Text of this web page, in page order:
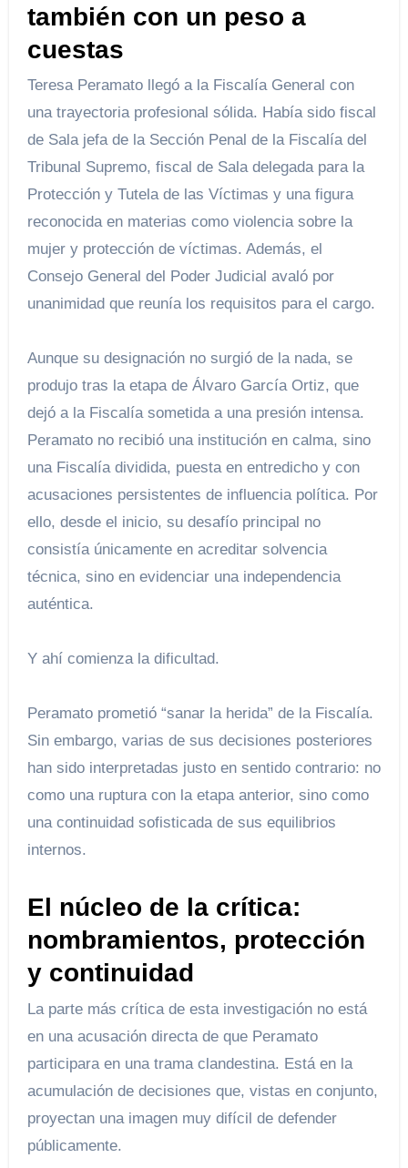
también con un peso a
cuestas
Teresa Peramato llegó a la Fiscalía General con
una trayectoria profesional sólida. Había sido fiscal
de Sala jefa de la Sección Penal de la Fiscalía del
Tribunal Supremo, fiscal de Sala delegada para la
Protección y Tutela de las Víctimas y una figura
reconocida en materias como violencia sobre la
mujer y protección de víctimas. Además, el
Consejo General del Poder Judicial avaló por
unanimidad que reunía los requisitos para el cargo.
Aunque su designación no surgió de la nada, se
produjo tras la etapa de Álvaro García Ortiz, que
dejó a la Fiscalía sometida a una presión intensa.
Peramato no recibió una institución en calma, sino
una Fiscalía dividida, puesta en entredicho y con
acusaciones persistentes de influencia política. Por
ello, desde el inicio, su desafío principal no
consistía únicamente en acreditar solvencia
técnica, sino en evidenciar una independencia
auténtica.
Y ahí comienza la dificultad.
Peramato prometió “sanar la herida” de la Fiscalía.
Sin embargo, varias de sus decisiones posteriores
han sido interpretadas justo en sentido contrario: no
como una ruptura con la etapa anterior, sino como
una continuidad sofisticada de sus equilibrios
internos.
El núcleo de la crítica:
nombramientos, protección
y continuidad
La parte más crítica de esta investigación no está
en una acusación directa de que Peramato
participara en una trama clandestina. Está en la
acumulación de decisiones que, vistas en conjunto,
proyectan una imagen muy difícil de defender
públicamente.